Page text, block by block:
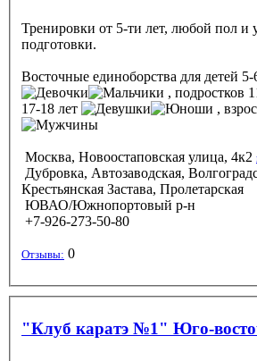
Тренировки от 5-ти лет, любой пол и
подготовки.
Восточные единоборства для детей
, подростков
17-18 лет
,
Москва, Новоостаповская улица, 4к2
Дубровка, Автозаводская,
Крестьянская Застава, Пролетарская
ЮВАО/Южнопортовый р-н
+7-926-273-50-80
Отзывы: 0
"Клуб каратэ №1" Юго-